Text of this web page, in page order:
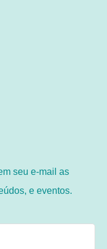
seu e-mail as
e eventos.